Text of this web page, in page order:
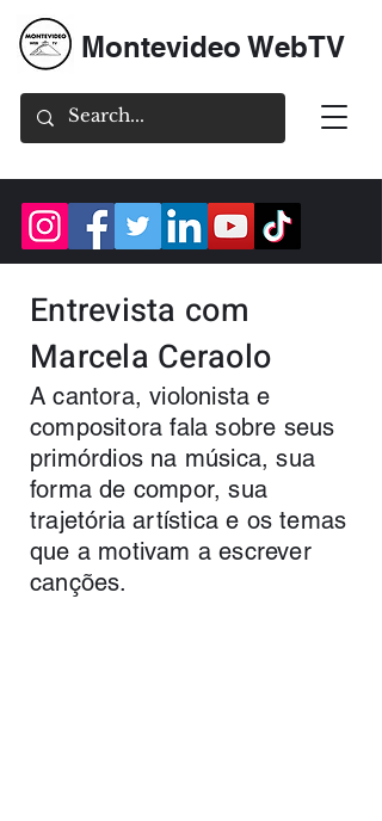
Montevideo WebTV
Entrevista com
Marcela Ceraolo
A cantora, violonista e
compositora fala sobre seus
primórdios na música, sua
forma de compor, sua
trajetória artística e os temas
que a motivam a escrever
canções.